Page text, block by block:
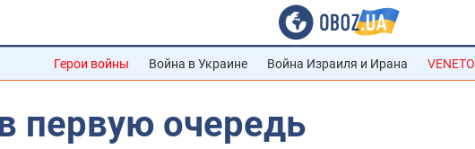
Герои войны Война в Украине Война Израиля и Ирана VENETO
первую очередь